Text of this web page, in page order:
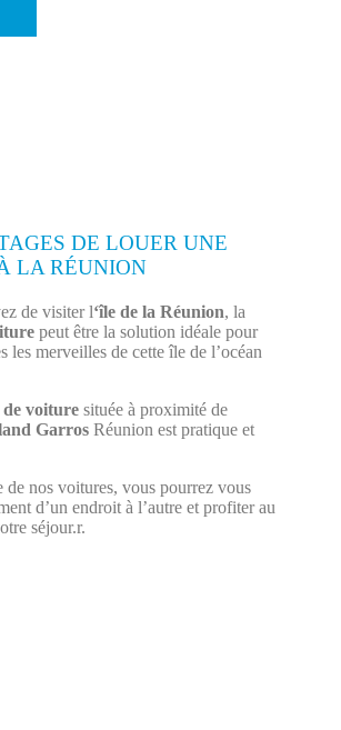
DE LOUER UNE
LA RÉUNION
de visiter l‘île de la Réunion, la
peut être la solution idéale pour
les merveilles de cette île de l’océan
voituresituée à proximité de
GarrosRéunion est pratique et
de nos voitures, vous pourrez vous
d’un endroit à l’autre et profiter au
séjour.r.